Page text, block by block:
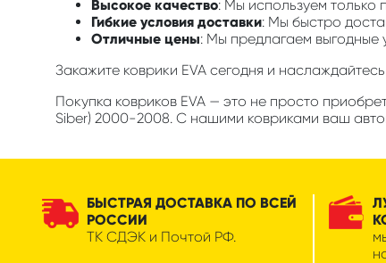
Высокое качество: Мы используем
Гибкие условия доставки: Мы быстро
Отличные цены: Мы предлагаем выгодные
Закажите коврики EVA сегодня и
Покупка ковриков EVA — это не просто
Siber) 2000-2008. С нашими ковриками ваш
БЫСТРАЯ ДОСТАВКА ПО ВСЕЙ
РОССИИ
ТК СДЭК и Почтой РФ.